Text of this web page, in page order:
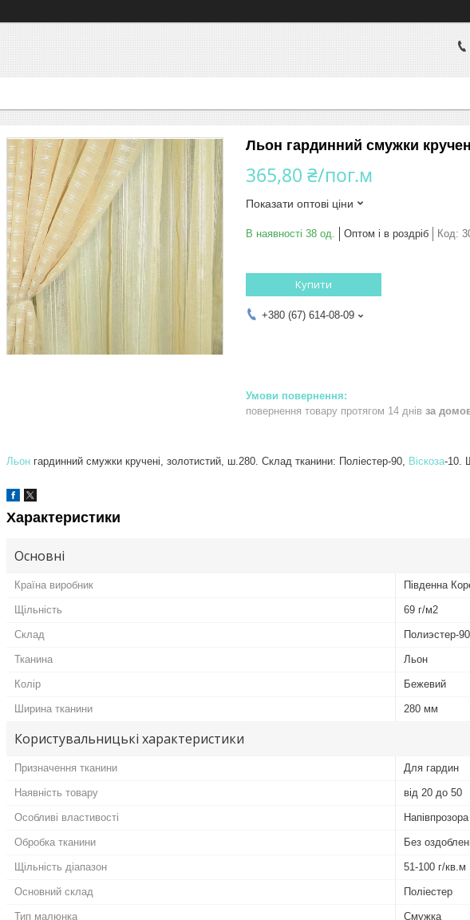
Льон гардинний смужки
365,80 ₴/пог.м
Показати оптові ціни
В наявності 38 од. Оптом і в роздріб Код:
Купити
+380 (67) 614-08-09
повернення товару протягом 14 днів за
Льон гардинний смужки кручені, золотистий, ш.280. Склад тканини: Поліестер-90, Віскоза-10.
Характеристики
Основні
Країна виробник Південна
Щільність 69 г/м2
Склад Полиэстер-
Тканина Льон
Колір Бежевий
Ширина тканини 280 мм
Користувальницькі характеристики
Призначення тканини Для гардин
Наявність товару від 20 до 50
Особливі властивості Напівпрозора
Обробка тканини Без
Щільність діапазон 51-100 г/кв.м
Основний склад Поліестер
Тип малюнка Смужка